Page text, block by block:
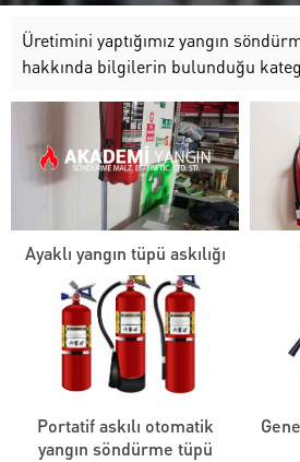
Üretimini yaptığımız yangın
hakkında bilgilerin bulunduğu
Ayaklı yangın tüpü askılığı
Portatif askılı otomatik
yangın söndürme tüpü